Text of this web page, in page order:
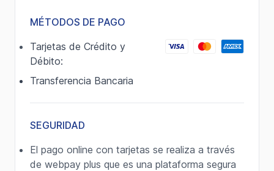
MÉTODOS DE PAGO
Tarjetas de Crédito y
Débito:
Transferencia Bancaria
SEGURIDAD
El pago online con tarjetas se realiza a través
de webpay plus que es una plataforma segura